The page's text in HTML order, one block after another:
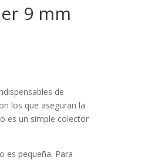
9 mm
de
los que aseguran la
es un simple colector
es pequeña. Para